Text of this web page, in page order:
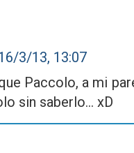
3/13, 13:07
Paccolo, a mi
sin saberlo... xD